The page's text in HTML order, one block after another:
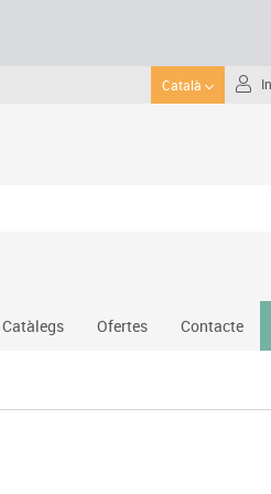
Català
Catàlegs Ofertes Contacte